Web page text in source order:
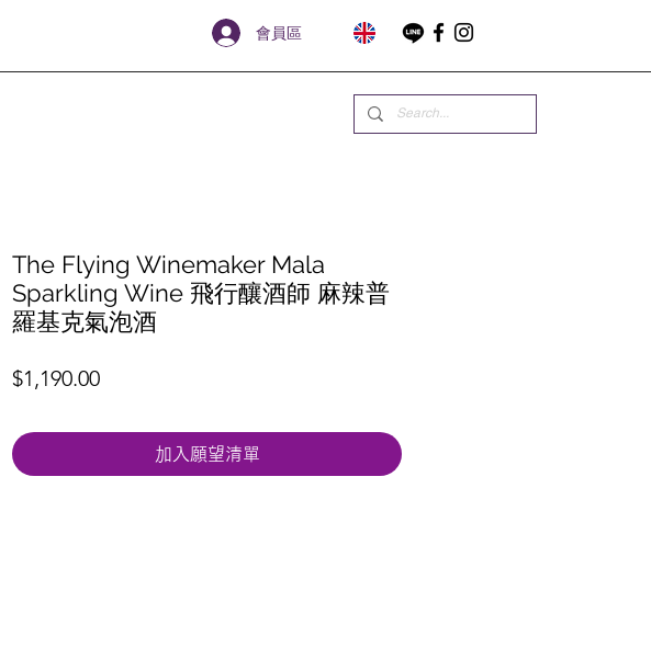
會員區
The Flying Winemaker Mala
Sparkling Wine 飛行釀酒師 麻辣普
羅基克氣泡酒
$1,190.00價
加入願望清單